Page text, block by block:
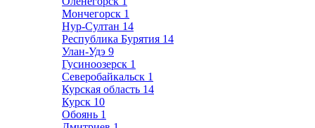
Мончегорск 1
Нур-Султан 14
Республика Бурятия 14
Улан-Удэ 9
Гусиноозерск 1
Северобайкальск 1
Курская область 14
Курск 10
Обоянь 1